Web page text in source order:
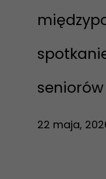
seniorów
22 maja,